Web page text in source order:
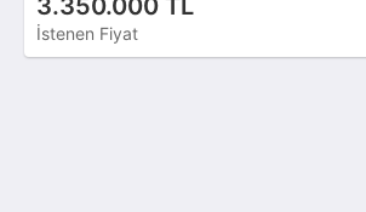
3.350.000 TL
İstenen Fiyat